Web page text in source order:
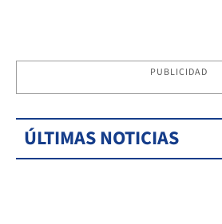
PUBLICIDAD
ÚLTIMAS NOTICIAS